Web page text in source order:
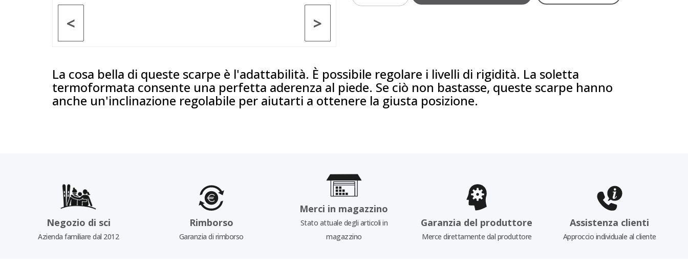
>
<
La cosa bella di queste scarpe è l'adattabilità. È possibile regolare i livelli di rigidità. La soletta
termoformata consente una perfetta aderenza al piede. Se ciò non bastasse, queste scarpe hanno
anche un'inclinazione regolabile per aiutarti a ottenere la giusta posizione.
Negozio di sci
Azienda familiare dal 2012
Rimborso
Garanzia di rimborso
Merci in magazzino
Stato attuale degli articoli in
magazzino
Garanzia del produttore
Merce direttamente dal produttore
Assistenza clienti
Approccio individuale al cliente